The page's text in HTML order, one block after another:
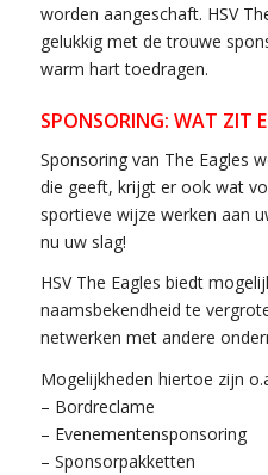
worden aangeschaft. HSV
gelukkig met de trouwe
warm hart toedragen.
SPONSORING: WAT ZIT
Sponsoring van The Eagles
die geeft, krijgt er ook wat
sportieve wijze werken aan
nu uw slag!
HSV The Eagles biedt
naamsbekendheid te
netwerken met andere
Mogelijkheden hiertoe zijn
– Bordreclame
– Evenementensponsoring
– Sponsorpakketten